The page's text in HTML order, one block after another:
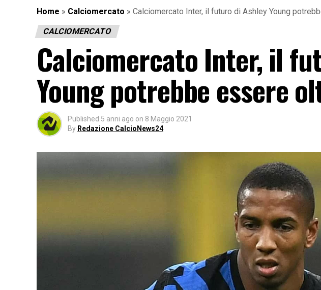
Home » Calciomercato » Calciomercato Inter, il futuro di Ashley Young
CALCIOMERCATO
Calciomercato Inter, il
Young potrebbe essere
Published 5 anni ago on 8 Maggio 2021
By Redazione CalcioNews24